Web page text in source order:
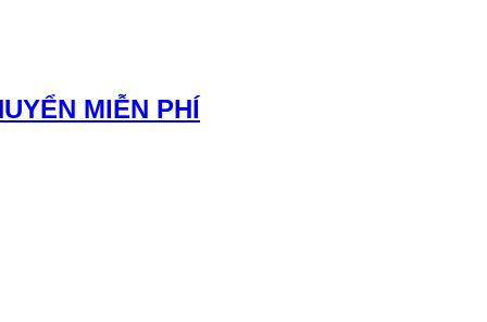
MIỄN PHÍ